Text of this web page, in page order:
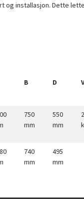
og installasjon. Dette
B D
750
mm
550
mm
740
mm
495
mm